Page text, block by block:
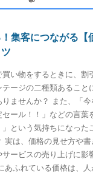
集客につながる【
い物をするときに、割
ージの二種類あること
ませんか？ また、「今
ール！！」などの言葉
という気持ちになった
実は、価格の見せ方や書
ービスの売り上げに影
あふれている価格は、人